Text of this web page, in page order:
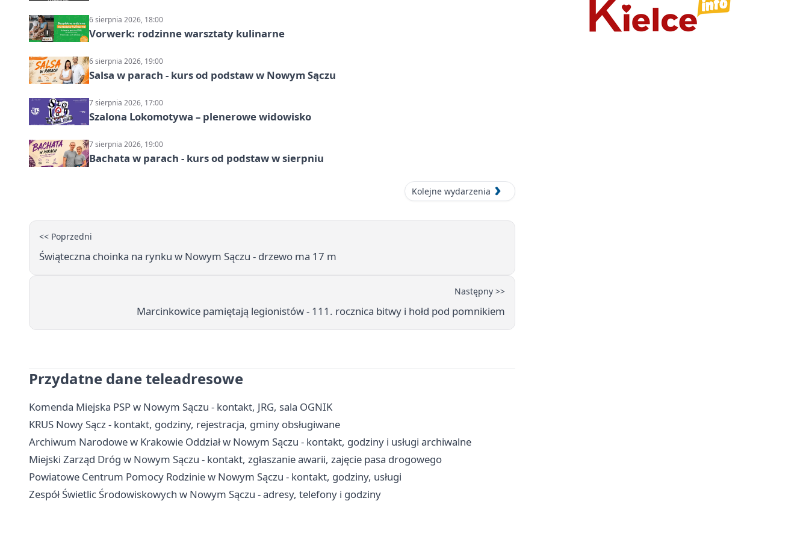
6 sierpnia 2026, 18:00
Vorwerk: rodzinne warsztaty kulinarne
6 sierpnia 2026, 19:00
Salsa w parach - kurs od podstaw w Nowym Sączu
7 sierpnia 2026, 17:00
Szalona Lokomotywa – plenerowe widowisko
7 sierpnia 2026, 19:00
Bachata w parach - kurs od podstaw w sierpniu
Kolejne wydarzenia
<< Poprzedni
Świąteczna choinka na rynku w Nowym Sączu - drzewo ma 17 m
Następny >>
Marcinkowice pamiętają legionistów - 111. rocznica bitwy i hołd pod pomnikiem
Przydatne dane teleadresowe
Komenda Miejska PSP w Nowym Sączu - kontakt, JRG, sala OGNIK
KRUS Nowy Sącz - kontakt, godziny, rejestracja, gminy obsługiwane
Archiwum Narodowe w Krakowie Oddział w Nowym Sączu - kontakt, godziny i usługi archiwalne
Miejski Zarząd Dróg w Nowym Sączu - kontakt, zgłaszanie awarii, zajęcie pasa drogowego
Powiatowe Centrum Pomocy Rodzinie w Nowym Sączu - kontakt, godziny, usługi
Zespół Świetlic Środowiskowych w Nowym Sączu - adresy, telefony i godziny